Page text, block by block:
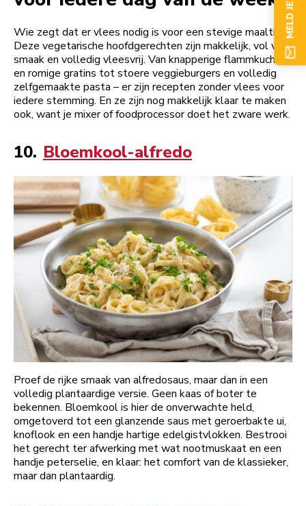
Wie zegt dat er vlees nodig is voor een stevige maaltijd?
Deze vegetarische hoofdgerechten zijn makkelijk, vol van
smaak en volledig vleesvrij. Van knapperige flammkuchen
en romige gratins tot stoere veggieburgers en volledig
zelfgemaakte pasta – er zijn recepten zonder vlees voor
iedere stemming. En ze zijn nog makkelijk klaar te maken
ook, want je mixer of foodprocessor doet het zware werk.
10. Bloemkool-alfredo
Proef de rijke smaak van alfredosaus, maar dan in een
volledig plantaardige versie. Geen kaas of boter te
bekennen. Bloemkool is hier de onverwachte held,
omgetoverd tot een glanzende saus met geroerbakte ui,
knoflook en een handje hartige edelgistvlokken. Bestrooi
het gerecht ter afwerking met wat nootmuskaat en een
handje peterselie, en klaar: het comfort van de klassieker,
maar dan plantaardig.